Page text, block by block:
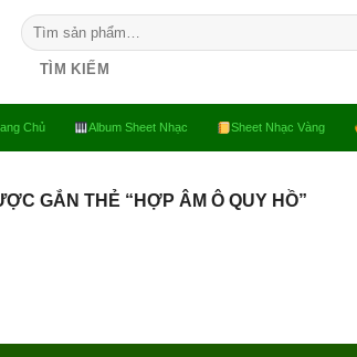
Tìm
kiếm:
TÌM KIẾM
Chủ Album Sheet Nhạc Sheet Nhạc Vàng
GẮN THẺ “HỢP ÂM Ô QUY HỒ”